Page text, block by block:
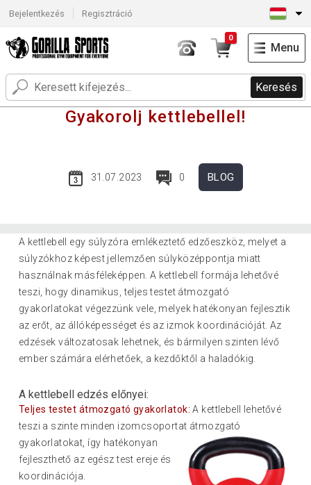
Bejelentkezés Regisztráció
Keresés
0
Menu
Gyakorolj kettlebellel!
31.07.2023 0 BLOG
A kettlebell egy súlyzóra emlékeztető edzőeszköz, melyet a
súlyzókhoz képest jellemzően súlyközéppontja miatt
használnak másféleképpen. A kettlebell formája lehetővé
teszi, hogy dinamikus, teljes testet átmozgató
gyakorlatokat végezzünk vele, melyek hatékonyan fejlesztik
az erőt, az állóképességet és az izmok koordinációját. Az
edzések változatosak lehetnek, és bármilyen szinten lévő
ember számára elérhetőek, a kezdőktől a haladókig.
A kettlebell edzés előnyei:
Teljes testet átmozgató gyakorlatok: A kettlebell lehetővé
teszi a szinte minden izomcsoportat átmozgató
gyakorlatokat, így hatékonyan
fejleszthető az egész test ereje és
koordinációja.